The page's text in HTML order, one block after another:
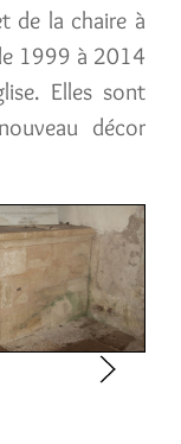
de la chaire à
1999 à 2014
Elles sont
décor